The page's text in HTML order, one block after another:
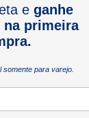
Micanguinha